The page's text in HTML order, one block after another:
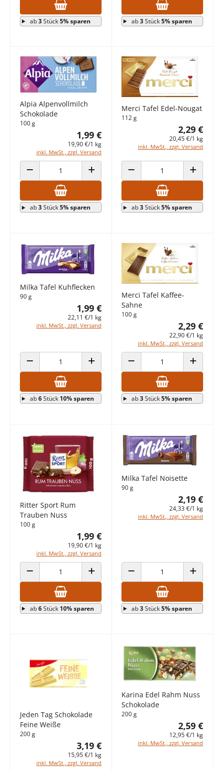
ab3Stück5% sparen ab3Stück5% sparen
Alpia Alpenvollmilch
Schokolade
100 g
1,99 €
19,90 €/1 kg
inkl. MwSt., zzgl. Versand
ANZAHL VERRINGERN ANZAHL ERHÖHEN
ab3Stück5% sparen
Merci Tafel Edel-Nougat
112 g
2,29 €
20,45 €/1 kg
inkl. MwSt., zzgl. Versand
ANZAHL VERRINGERN ANZAHL
ab3Stück5% sparen
Milka Tafel Kuhflecken
90 g
1,99 €
22,11 €/1 kg
inkl. MwSt., zzgl. Versand
ANZAHL VERRINGERN ANZAHL ERHÖHEN
ab6Stück 10% sparen
Merci Tafel Kaffee-
Sahne
100 g
2,29 €
22,90 €/1 kg
inkl. MwSt., zzgl. Versand
ANZAHL VERRINGERN ANZAHL
ab3Stück5% sparen
Ritter Sport Rum
Trauben Nuss
100 g
1,99 €
19,90 €/1 kg
inkl. MwSt., zzgl. Versand
ANZAHL VERRINGERN ANZAHL ERHÖHEN
ab6Stück 10% sparen
Milka Tafel Noisette
90 g
2,19 €
24,33 €/1 kg
inkl. MwSt., zzgl. Versand
ANZAHL VERRINGERN ANZAHL
ab3Stück5% sparen
Jeden Tag Schokolade
Feine Weiße
200 g
3,19 €
15,95 €/1 kg
inkl. MwSt., zzgl. Versand
Karina Edel Rahm Nuss
Schokolade
200 g
2,59 €
12,95 €/1 kg
inkl. MwSt., zzgl. Versand